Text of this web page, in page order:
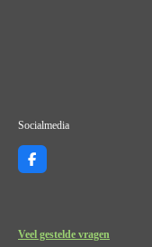
Socialmedia
F
a
o
Veel gestelde vragen